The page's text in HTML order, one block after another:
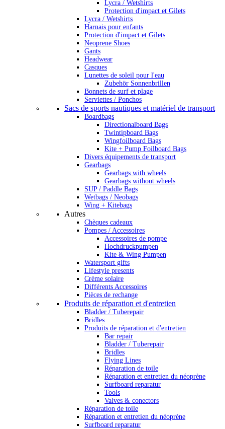
Lycra / Wetshirts
Protection d'impact et Gilets
Lycra / Wetshirts
Harnais pour enfants
Protection d'impact et Gilets
Neoprene Shoes
Gants
Headwear
Casques
Lunettes de soleil pour l'eau
Zubehör Sonnenbrillen
Bonnets de surf et plage
Serviettes / Ponchos
Sacs de sports nautiques et matériel de transport
Boardbags
Directionalboard Bags
Twintipboard Bags
Wingfoilboard Bags
Kite + Pump Foilboard Bags
Divers équipements de transport
Gearbags
Gearbags with wheels
Gearbags without wheels
SUP / Paddle Bags
Wetbags / Neobags
Wing + Kitebags
Autres
Chèques cadeaux
Pompes / Accessoires
Accessoires de pompe
Hochdruckpumpen
Kite & Wing Pumpen
Watersport gifts
Lifestyle presents
Crème solaire
Différents Accessoires
Pièces de rechange
Produits de réparation et d'entretien
Bladder / Tuberepair
Bridles
Produits de réparation et d'entretien
Bar repair
Bladder / Tuberepair
Bridles
Flying Lines
Réparation de toile
Réparation et entretien du néoprène
Surfboard reparatur
Tools
Valves & conectors
Réparation de toile
Réparation et entretien du néoprène
Surfboard reparatur